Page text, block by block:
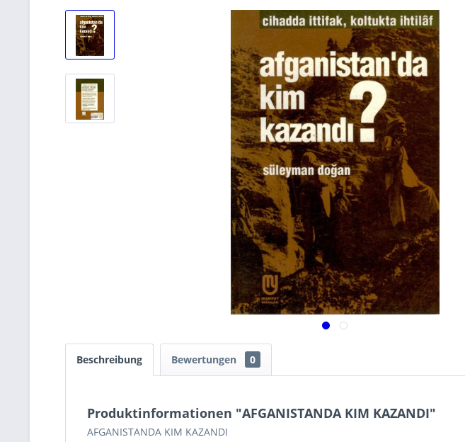
Beschreibung Bewertungen 0
Produktinformationen "AFGANISTANDA KIM KAZANDI"
AFGANISTANDA KIM KAZANDI